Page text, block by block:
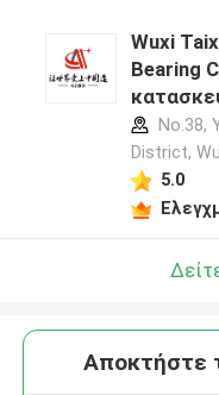
Wuxi
Bearing
No.38,
District,
5.0
Αποκτήστε